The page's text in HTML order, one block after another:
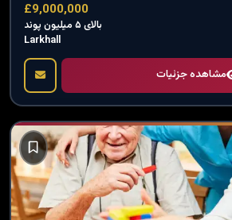
سرمایه‌گذاری در هتلداری سطح بالا با
است.
£9,000,000
بالای ۵ میلیون پوند
Larkhall
مشاهده جزئیات